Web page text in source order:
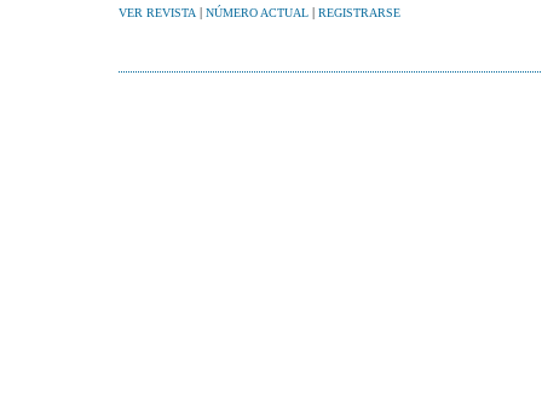
VER REVISTA | NÚMERO ACTUAL | REGISTRARSE